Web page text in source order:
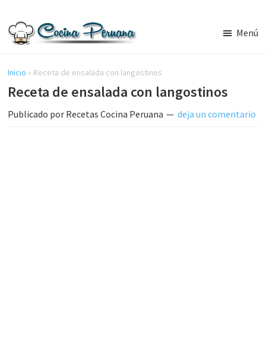
contenido
lateral
principal
Cocina
Peruana,
Recetas
de
Comida
Menú
Inicio » Receta de ensalada con langostinos
Receta de ensalada con langostinos
Publicado por Recetas Cocina Peruana deja un comentario